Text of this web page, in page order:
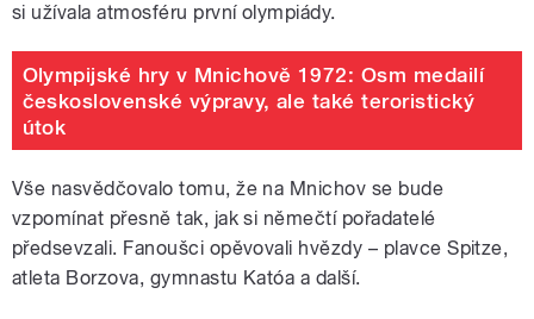
si užívala atmosféru první olympiády.
Olympijské hry v Mnichově 1972: Osm medailí
československé výpravy, ale také teroristický
útok
Vše nasvědčovalo tomu, že na Mnichov se bude
vzpomínat přesně tak, jak si němečtí pořadatelé
předsevzali. Fanoušci opěvovali hvězdy – plavce Spitze,
atleta Borzova, gymnastu Katóa a další.